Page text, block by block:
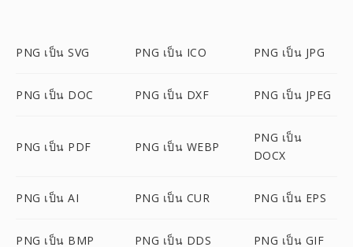
PNG เป็น SVG PNG เป็น ICO PNG เป็น JPG
PNG เป็น DOC PNG เป็น DXF PNG เป็น JPEG
PNG เป็น PDF PNG เป็น WEBP
PNG เป็น
DOCX
PNG เป็น AI PNG เป็น CUR PNG เป็น EPS
PNG เป็น BMP PNG เป็น DDS PNG เป็น GIF